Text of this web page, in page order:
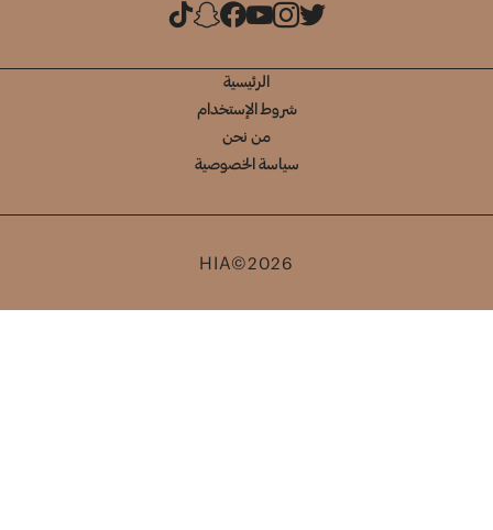
الرئيسية
شروط الإستخدام
من نحن
سياسة الخصوصية
HIA©2026